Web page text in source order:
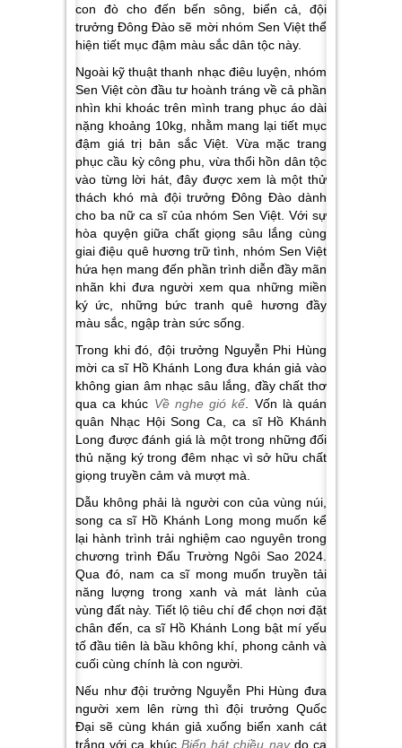
con đò cho đến bến sông, biển cả, đội
trưởng Đông Đào sẽ mời nhóm Sen Việt thể
hiện tiết mục đậm màu sắc dân tộc này.
Ngoài kỹ thuật thanh nhạc điêu luyện, nhóm
Sen Việt còn đầu tư hoành tráng về cả phần
nhìn khi khoác trên mình trang phục áo dài
nặng khoảng 10kg, nhằm mang lại tiết mục
đậm giá trị bản sắc Việt. Vừa mặc trang
phục cầu kỳ công phu, vừa thổi hồn dân tộc
vào từng lời hát, đây được xem là một thử
thách khó mà đội trưởng Đông Đào dành
cho ba nữ ca sĩ của nhóm Sen Việt. Với sự
hòa quyện giữa chất giọng sâu lắng cùng
giai điệu quê hương trữ tình, nhóm Sen Việt
hứa hẹn mang đến phần trình diễn đầy mãn
nhãn khi đưa người xem qua những miền
ký ức, những bức tranh quê hương đầy
màu sắc, ngập tràn sức sống.
Trong khi đó, đội trưởng Nguyễn Phi Hùng
mời ca sĩ Hồ Khánh Long đưa khán giả vào
không gian âm nhạc sâu lắng, đầy chất thơ
qua ca khúc Về nghe gió kể. Vốn là quán
quân Nhạc Hội Song Ca, ca sĩ Hồ Khánh
Long được đánh giá là một trong những đối
thủ nặng ký trong đêm nhạc vì sở hữu chất
giọng truyền cảm và mượt mà.
Dẫu không phải là người con của vùng núi,
song ca sĩ Hồ Khánh Long mong muốn kể
lại hành trình trải nghiệm cao nguyên trong
chương trình Đấu Trường Ngôi Sao 2024.
Qua đó, nam ca sĩ mong muốn truyền tải
năng lượng trong xanh và mát lành của
vùng đất này. Tiết lộ tiêu chí để chọn nơi đặt
chân đến, ca sĩ Hồ Khánh Long bật mí yếu
tố đầu tiên là bầu không khí, phong cảnh và
cuối cùng chính là con người.
Nếu như đội trưởng Nguyễn Phi Hùng đưa
người xem lên rừng thì đội trưởng Quốc
Đại sẽ cùng khán giả xuống biển xanh cát
trắng với ca khúc Biển hát chiều naydo ca